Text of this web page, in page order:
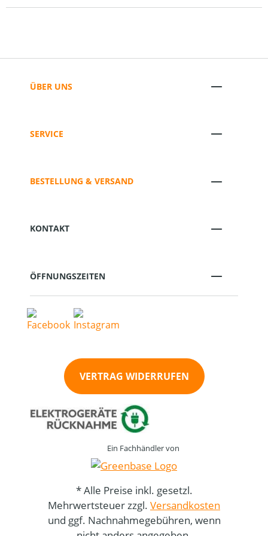
ÜBER UNS
SERVICE
BESTELLUNG & VERSAND
KONTAKT
ÖFFNUNGSZEITEN
VERTRAG WIDERRUFEN
Ein Fachhändler von
* Alle Preise inkl. gesetzl.
Mehrwertsteuer zzgl. Versandkosten
und ggf. Nachnahmegebühren, wenn